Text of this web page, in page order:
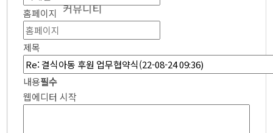
커뮤니티
● 참의원 이야기
● 환우의 소리
● 협력 병원
● 의료 협력
● 온라인 상담
홈페이지
제목
내용필수
웹에디터 시작